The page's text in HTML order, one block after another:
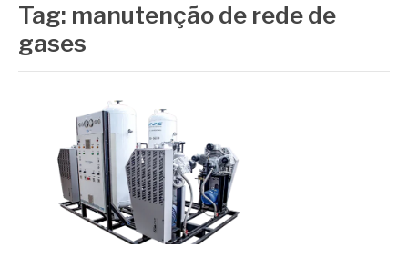
Tag: manutenção de rede de
gases